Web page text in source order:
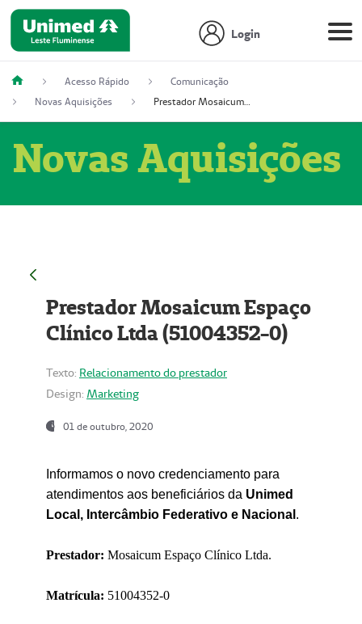
Login
Acesso Rápido
Comunicação
Novas Aquisições
Prestador Mosaicum Espaço Clínico Ltda (51004352-0)
Novas Aquisições
Prestador Mosaicum Espaço
Clínico Ltda (51004352-0)
Texto: Relacionamento do prestador
Design: Marketing
01 de outubro, 2020
Informamos o novo credenciamento para
atendimentos aos beneficiários da Unimed
Local, Intercâmbio Federativo e Nacional .
Prestador: Mosaicum Espaço Clínico Ltda.
Matrícula: 51004352-0